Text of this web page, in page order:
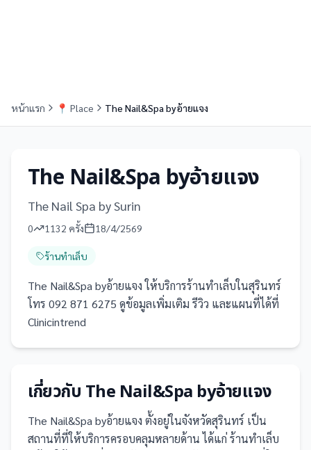
หน้าแรก 📍 Place The Nail&Spa byอ้ายแจง
The Nail&Spa byอ้ายแจง
The Nail Spa by Surin
0 1132 ครั้ง 18/4/2569
ร้านทำเล็บ
The Nail&Spa byอ้ายแจง ให้บริการร้านทำเล็บในสุรินทร์
โทร 092 871 6275 ดูข้อมูลเพิ่มเติม รีวิว และแผนที่ได้ที่
Clinicintrend
เกี่ยวกับ The Nail&Spa byอ้ายแจง
The Nail&Spa byอ้ายแจง ตั้งอยู่ในจังหวัดสุรินทร์ เป็น
สถานที่ที่ให้บริการครอบคลุมหลายด้าน ได้แก่ ร้านทำเล็บ